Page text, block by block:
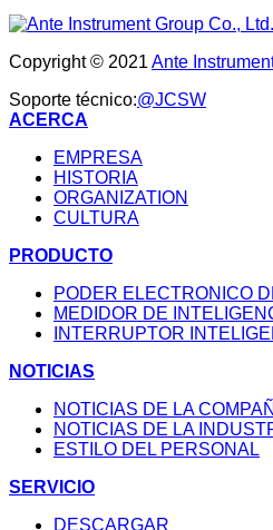
Copyright © 2021 Ante
Soporte técnico:@JCSW
ACERCA
EMPRESA
HISTORIA
ORGANIZATION
CULTURA
PRODUCTO
PODER ELECTRONICO
MEDIDOR DE
INTERRUPTOR
NOTICIAS
NOTICIAS DE LA
NOTICIAS DE LA
ESTILO DEL PERSONAL
SERVICIO
DESCARGAR